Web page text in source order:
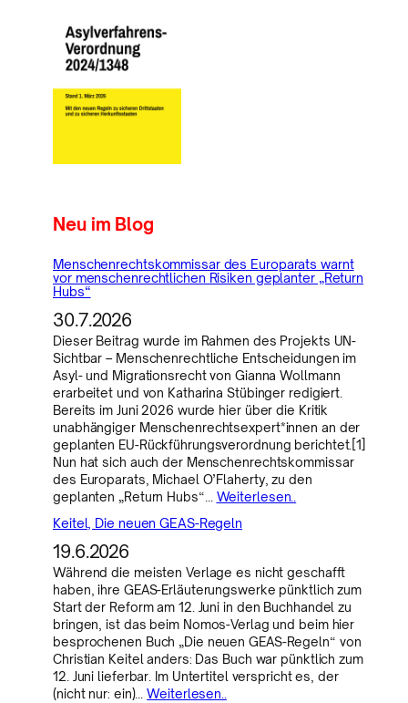
Neu im Blog
Menschenrechtskommissar des Europarats warnt
vor menschenrechtlichen Risiken geplanter „Return
Hubs“
30.7.2026
Dieser Beitrag wurde im Rahmen des Projekts UN-
Sichtbar – Menschenrechtliche Entscheidungen im
Asyl- und Migrationsrecht von Gianna Wollmann
erarbeitet und von Katharina Stübinger redigiert.
Bereits im Juni 2026 wurde hier über die Kritik
unabhängiger Menschenrechtsexpert*innen an der
geplanten EU-Rückführungsverordnung berichtet.[1]
Nun hat sich auch der Menschenrechtskommissar
des Europarats, Michael O’Flaherty, zu den
geplanten „Return Hubs“… Weiterlesen..
Keitel, Die neuen GEAS-Regeln
19.6.2026
Während die meisten Verlage es nicht geschafft
haben, ihre GEAS-Erläuterungswerke pünktlich zum
Start der Reform am 12. Juni in den Buchhandel zu
bringen, ist das beim Nomos-Verlag und beim hier
besprochenen Buch „Die neuen GEAS-Regeln“ von
Christian Keitel anders: Das Buch war pünktlich zum
12. Juni lieferbar. Im Untertitel verspricht es, der
(nicht nur: ein)…Weiterlesen..